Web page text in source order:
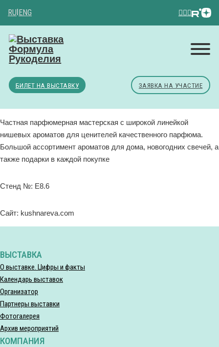
RU ENG
БИЛЕТ НА ВЫСТАВКУ ЗАЯВКА НА УЧАСТИЕ
Частная парфюмерная мастерская с широкой линейкой
нишевых ароматов для ценителей качественного парфюма.
Большой ассортимент ароматов для дома, новогодних свечей, а
также подарки в каждой покупке
Стенд №: E8.6
Сайт: kushnareva.com
ВЫСТАВКА
О выставке. Цифры и факты
Календарь выставок
Организатор
Партнеры выставки
Фотогалерея
Архив мероприятий
КОМПАНИЯ